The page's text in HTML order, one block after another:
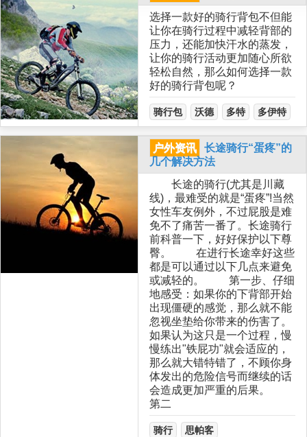
选择一款好的骑行背包不但能
让你在骑行过程中减轻背部的
压力，还能加快汗水的蒸发，
让你的骑行活动更加随心所欲
轻松自然，那么如何选择一款
好的骑行背包呢？
骑行包 沃德 多特 多伊特
户外资讯
长途骑行“蛋疼”的
几个解决方法
长途的骑行(尤其是川藏
线)，最难受的就是“蛋疼”!当然
女性车友例外，不过屁股是难
免不了痛苦一番了。长途骑行
前科普一下，好好保护以下尊
臀。 在进行长途幸好这些
都是可以通过以下几点来避免
或减轻的。 第一步、仔细
地感受：如果你的下背部开始
出现僵硬的感觉，那么就不能
忽视坐垫给你带来的伤害了。
如果认为这只是一个过程，慢
慢练出"铁屁功"就会适应的，
那么就大错特错了，不顾你身
体发出的危险信号而继续的话
会造成更加严重的后果。
第二
骑行 思帕客